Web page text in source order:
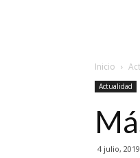
Inicio
Actualidad
4 julio, 2019